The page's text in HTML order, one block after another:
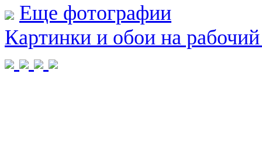
Еще фотографии
Картинки и обои на